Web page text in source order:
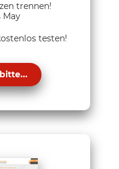
trennen!
May
testen!